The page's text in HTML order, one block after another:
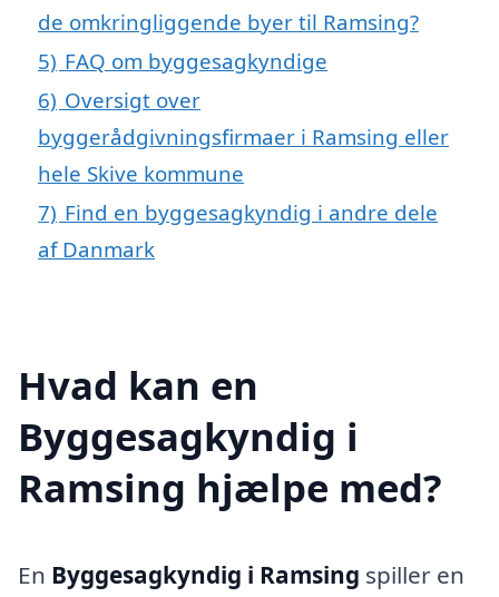
de omkringliggende byer til Ramsing?
5) FAQ om byggesagkyndige
6) Oversigt over
byggerådgivningsfirmaer i Ramsing eller
hele Skive kommune
7) Find en byggesagkyndig i andre dele
af Danmark
Hvad kan en
Byggesagkyndig i
Ramsing hjælpe med?
En Byggesagkyndig i Ramsing spiller en